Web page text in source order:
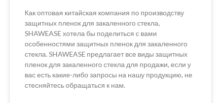
Как оптовая китайская компания по производству
защитных пленок для закаленного стекла,
SHAWEASE хотела бы поделиться с вами
особенностями защитных пленок для закаленного
стекла. SHAWEASE предлагает все виды защитных
пленок для закаленного стекла для продажи, если у
вас есть какие-либо запросы на нашу продукцию, не
стесняйтесь обращаться к нам.